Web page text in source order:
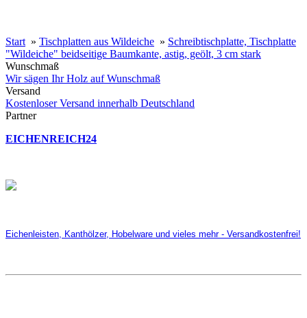
Start » Tischplatten aus Wildeiche » Schreibtischplatte, Tischplatte
"Wildeiche" beidseitige Baumkante, astig, geölt, 3 cm stark
Wunschmaß
Wir sägen Ihr Holz auf Wunschmaß
Versand
Kostenloser Versand innerhalb Deutschland
Partner
EICHENREICH24
Eichenleisten, Kanthölzer, Hobelware und vieles mehr - Versandkostenfrei!